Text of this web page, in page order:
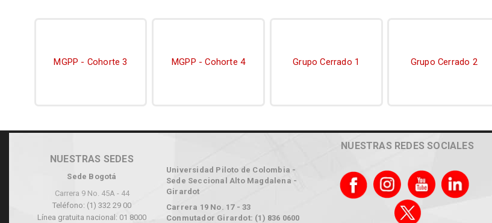
MGPP - Cohorte 3 MGPP - Cohorte 4 Grupo Cerrado 1 Grupo Cerrado 2
NUESTRAS SEDES
Sede Bogotá
Carrera 9 No. 45A - 44
Teléfono: (1) 332 29 00
Línea gratuita nacional: 01 8000
Universidad Piloto de Colombia -
Sede Seccional Alto Magdalena -
Girardot
Carrera 19 No. 17 - 33
Conmutador Girardot: (1) 836 0600
NUESTRAS REDES SOCIALES